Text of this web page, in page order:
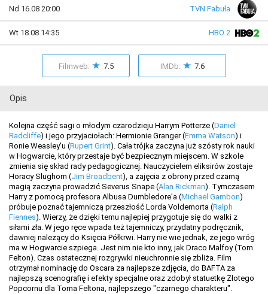
Nd 16.08 20:00 TVN Fabuła
Wt 18.08 14:35 HBO 2
Filmweb: ★ 7.5 IMDb: ★ 7.6
Opis
Kolejna część sagi o młodym czarodzieju Harrym Potterze (Daniel
Radcliffe) i jego przyjaciołach: Hermionie Granger (Emma Watson) i
Ronie Weasley'u (Rupert Grint). Cała trójka zaczyna już szósty rok nauki
w Hogwarcie, który przestaje być bezpiecznym miejscem. W szkole
zmienia się skład rady pedagogicznej. Nauczycielem eliksirów zostaje
Horacy Slughorn (Jim Broadbent), a zajęcia z obrony przed czarną
magią zaczyna prowadzić Severus Snape (Alan Rickman). Tymczasem
Harry z pomocą profesora Albusa Dumbledore'a (Michael Gambon)
próbuje poznać tajemniczą przeszłość Lorda Voldemorta (Ralph
Fiennes). Wierzy, że dzięki temu najlepiej przygotuje się do walki z
siłami zła. W jego ręce wpada też tajemniczy, przydatny podręcznik,
dawniej należący do Księcia Półkrwi. Harry nie wie jednak, że jego wróg
ma w Hogwarcie szpiega. Jest nim nie kto inny, jak Draco Malfoy (Tom
Felton). Czas ostatecznej rozgrywki nieuchronnie się zbliża. Film
otrzymał nominację do Oscara za najlepsze zdjęcia, do BAFTA za
najlepszą scenografię i efekty specjalne oraz zdobył statuetkę Złotego
Popcornu dla Toma Feltona, najlepszego "czarnego charakteru".